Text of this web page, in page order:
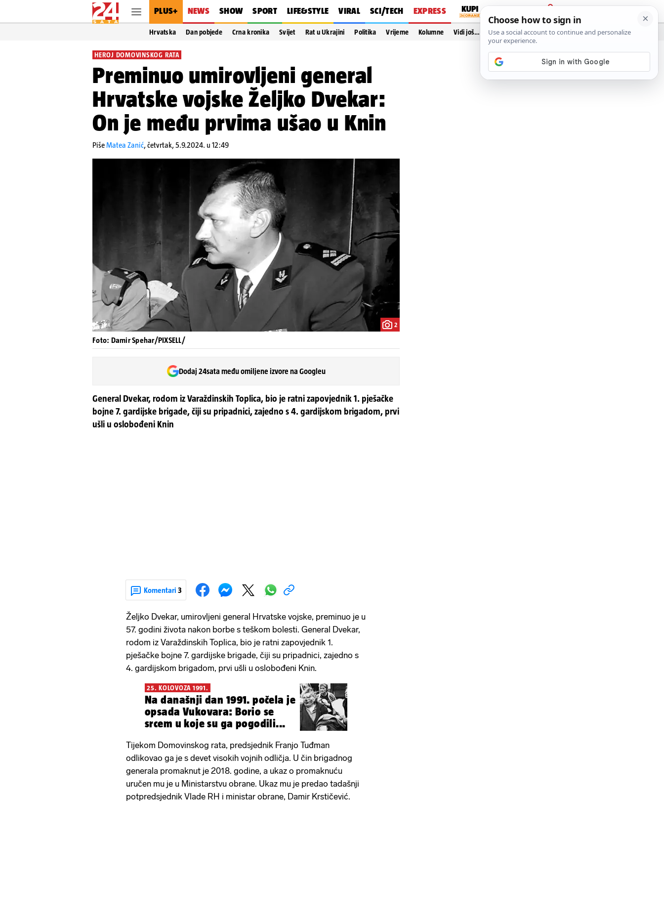
PLUS+ NEWS SHOW SPORT LIFE&STYLE VIRAL SCI/TECH EXPRESS
PRIJAVA
Hrvatska Dan pobjede Crna kronika Svijet Rat u Ukrajini Politika Vrijeme Kolumne Vidi još…
HEROJ DOMOVINSKOG RATA
Preminuo umirovljeni general
Hrvatske vojske Željko Dvekar:
On je među prvima ušao u Knin
PišeMatea Zanić,četvrtak, 5.9.2024. u 12:49
2
Foto: Damir Spehar/PIXSELL/
Dodaj 24sata među omiljene izvore na Googleu
General Dvekar, rodom iz Varaždinskih Toplica, bio je ratni zapovjednik 1. pješačke
bojne 7. gardijske brigade, čiji su pripadnici, zajedno s 4. gardijskom brigadom, prvi
ušli u oslobođeni Knin
Komentari 3
Željko Dvekar, umirovljeni general Hrvatske vojske, preminuo je u
57. godini života nakon borbe s teškom bolesti. General Dvekar,
rodom iz Varaždinskih Toplica, bio je ratni zapovjednik 1.
pješačke bojne 7. gardijske brigade, čiji su pripadnici, zajedno s
4. gardijskom brigadom, prvi ušli u oslobođeni Knin.
25. KOLOVOZA 1991.
Na današnji dan 1991. počela je
opsada Vukovara: Borio se
srcem u koje su ga pogodili...
Tijekom Domovinskog rata, predsjednik Franjo Tuđman
odlikovao ga je s devet visokih vojnih odličja. U čin brigadnog
generala promaknut je 2018. godine, a ukaz o promaknuću
uručen mu je u Ministarstvu obrane. Ukaz mu je predao tadašnji
potpredsjednik Vlade RH i ministar obrane, Damir Krstičević.